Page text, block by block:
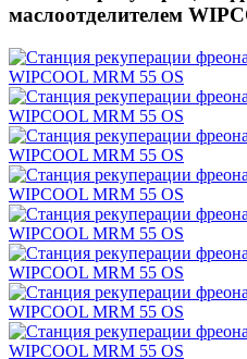
маслоотделителем